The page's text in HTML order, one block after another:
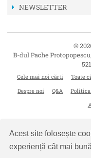
Acest site folosește
experiență cât mai bună
NEWSLETTER
©
B-dul Pache
Cele mai noi cărți Toate
Despre noi
Q&A